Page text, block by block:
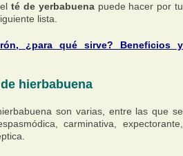
té de yerbabuenapuede hacer por tu
lista.
¿para qué sirve? Beneficios y
hierbabuena
son varias, entre las que se
carminativa, expectorante,